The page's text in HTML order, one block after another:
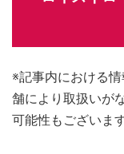
※記事内における
舗により取扱いが
可能性もございま